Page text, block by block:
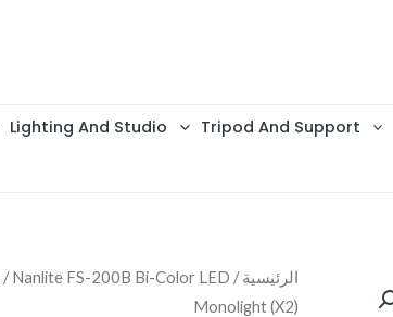
Tripod And Support
Lighting And Studio
الرئيسية/
/ Nanlite FS-200B Bi-Color LED
Monolight (X2)